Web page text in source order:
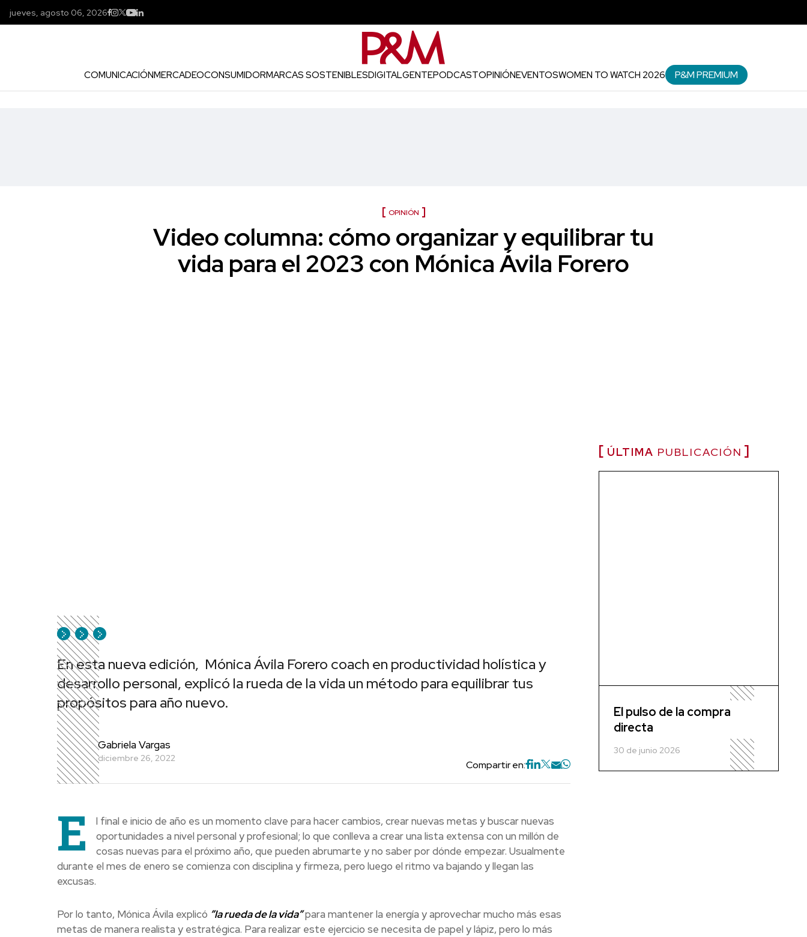
jueves, agosto 06, 2026
COMUNICACIÓNMERCADEOCONSUMIDORMARCAS SOSTENIBLESDIGITALGENTEPODCASTOPINIÓNEVENTOSWOMEN TO WATCH 2026 P&M PREMIUM
OPINIÓN
Video columna: cómo organizar y equilibrar tu
vida para el 2023 con Mónica Ávila Forero
En esta nueva edición, Mónica Ávila Forero coach en productividad holística y
desarrollo personal, explicó la rueda de la vida un método para equilibrar tus
propósitos para año nuevo.
Gabriela Vargas
diciembre 26, 2022
Compartir en:
E
l final e inicio de año es un momento clave para hacer cambios, crear nuevas metas y buscar nuevas
oportunidades a nivel personal y profesional; lo que conlleva a crear una lista extensa con un millón de
cosas nuevas para el próximo año, que pueden abrumarte y no saber por dónde empezar. Usualmente
durante el mes de enero se comienza con disciplina y firmeza, pero luego el ritmo va bajando y llegan las
excusas.
Por lo tanto, Mónica Ávila explicó ”la rueda de la vida”para mantener la energía y aprovechar mucho más esas
metas de manera realista y estratégica. Para realizar este ejercicio se necesita de papel y lápiz, pero lo más
ÚLTIMA PUBLICACIÓN
El pulso de la compra
directa
30 de junio 2026